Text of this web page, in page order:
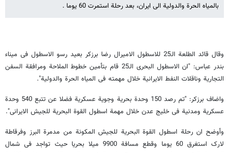
بالمیاه الحرة والدولیة الى ایران، بعد رحلة استمرت 60 یوما .
وقال قائد الطلعة الـ25 للاسطول الامیرال رضا برزکر بعید رسو الاسطول فی میناء
بندر عباس: "ان الاسطول البحری الـ25 قام بتأمین خطوط الملاحة ومرافقة السفن
التجاریة وناقلات النفط الایرانیة خلال مهمته فی المیاه الحرة والدولیة".
واضاف برزکر: "تم رصد 150 وحدة بحریة وجویة عسکریة فضلا عن تتبع 540 وحدة
عسکریة ومدنیة فی خلیج عدن خلال مهمة اسطول القوة البحریة للجیش الایرانی".
وأوضح ان رحلة اسطول القوة البحریة للجیش المکونة من مدمرة البرز وفرقاطة
لارک استغرق 60 یوما وقطع مسافة 9900 میلا بحریا حیث تواجد فی شمال